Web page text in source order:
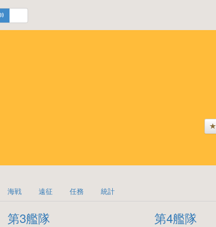
海戦 遠征 任務 統計
第3艦隊 第4艦隊